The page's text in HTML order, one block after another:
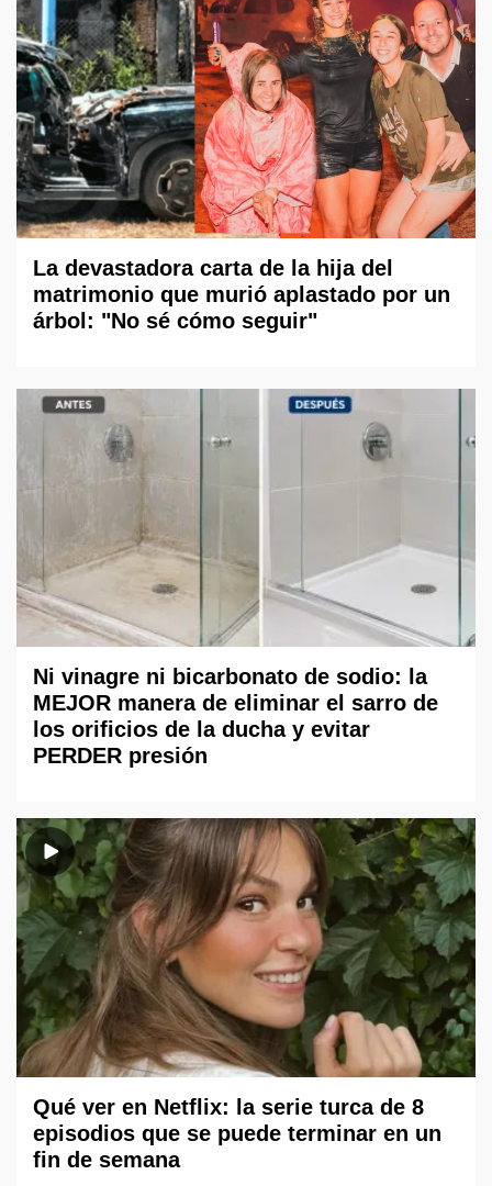
La devastadora carta de la hija del
matrimonio que murió aplastado por un
árbol: "No sé cómo seguir"
Ni vinagre ni bicarbonato de sodio: la
MEJOR manera de eliminar el sarro de
los orificios de la ducha y evitar
PERDER presión
Qué ver en Netflix: la serie turca de 8
episodios que se puede terminar en un
fin de semana